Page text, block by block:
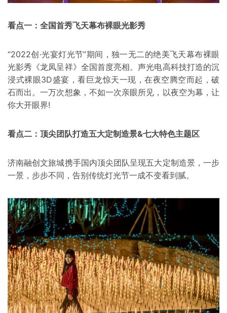
看点一：全国首秀飞天幕布裸眼光影秀
“2022创·光宴灯光节”期间，独一无二的绝美飞天幕布裸眼
光影秀《龙凤呈祥》全国首度亮相。声光电高科技打造的沉
浸式裸眼3D盛宴，看巨龙惊天一现，在夜空腾空而起，破
石而出。一万次想象，不如一次亲眼所见，以夜空为幕，让
你大开眼界!
看点二：顶尖团队打造五大定制造景&七大特色主题区
济南融创文旅城携手国内顶尖团队呈现五大定制造景，一步
一景，步步不同，告别传统灯光节一成不变看到腻。